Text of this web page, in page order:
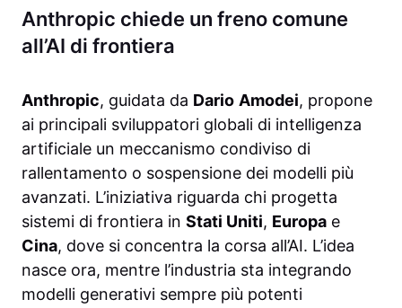
Anthropic chiede un freno comune
all’AI di frontiera
Anthropic, guidata da Dario Amodei, propone
ai principali sviluppatori globali di intelligenza
artificiale un meccanismo condiviso di
rallentamento o sospensione dei modelli più
avanzati. L’iniziativa riguarda chi progetta
sistemi di frontiera in Stati Uniti, Europa e
Cina, dove si concentra la corsa all’AI. L’idea
nasce ora, mentre l’industria sta integrando
modelli generativi sempre più potenti